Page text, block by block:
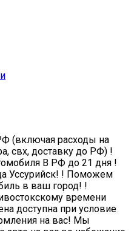
(включая расходы на
свх, доставку до РФ) !
В РФ до 21 дня !
Уссурийск! ! Поможем
в ваш город! !
времени
доступна при условие
на вас! Мы